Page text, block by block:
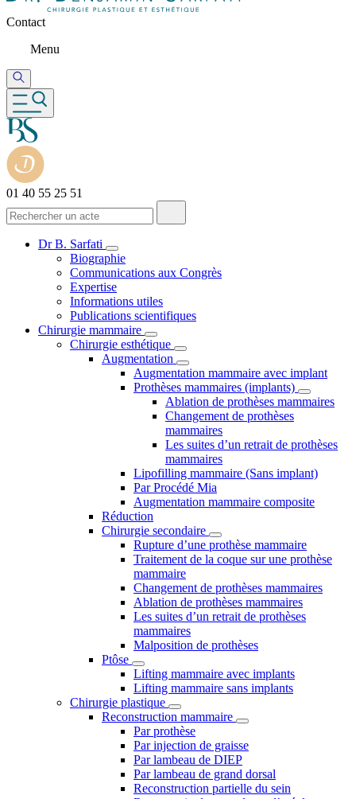
Contact
Menu
01 40 55 25 51
Dr B. Sarfati
Biographie
Communications aux Congrès
Expertise
Informations utiles
Publications scientifiques
Chirurgie mammaire
Chirurgie esthétique
Augmentation
Augmentation mammaire avec implant
Prothèses mammaires (implants)
Ablation de prothèses mammaires
Changement de prothèses
mammaires
Les suites d’un retrait de prothèses
mammaires
Lipofilling mammaire (Sans implant)
Par Procédé Mia
Augmentation mammaire composite
Réduction
Chirurgie secondaire
Rupture d’une prothèse mammaire
Traitement de la coque sur une prothèse
mammaire
Changement de prothèses mammaires
Ablation de prothèses mammaires
Les suites d’un retrait de prothèses
mammaires
Malposition de prothèses
Ptôse
Lifting mammaire avec implants
Lifting mammaire sans implants
Chirurgie plastique
Reconstruction mammaire
Par prothèse
Par injection de graisse
Par lambeau de DIEP
Par lambeau de grand dorsal
Reconstruction partielle du sein